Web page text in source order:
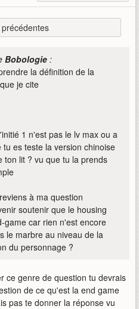
Bobologie :
la définition de la
je cite
1 n'est pas le lv max ou a
tu es teste la version chinoise
ton lit ? vu que tu la prends
à ma question
soutenir que le housing
game car rien n'est encore
le marbre au niveau de la
du personnage ?
ce genre de question tu devrais
de ce qu'est la end game
pas te donner la réponse vu